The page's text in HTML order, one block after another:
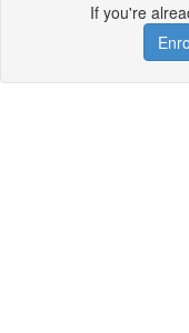
If you're